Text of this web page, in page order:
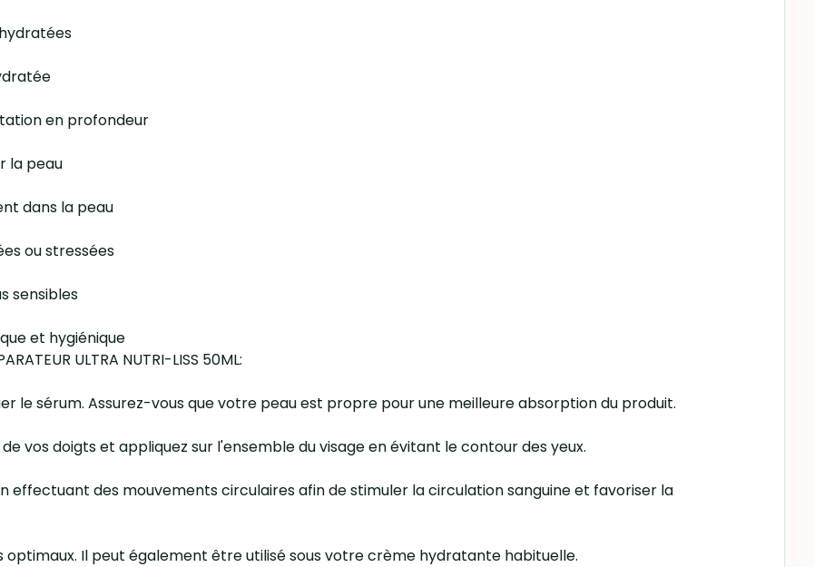
en profondeur
la peau
dans la peau
ou stressées
sensibles
et hygiénique
ULTRA NUTRI-LISS 50ML:
le sérum. Assurez-vous que votre peau est propre pour une meilleure absorption du produit.
vos doigts et appliquez sur l'ensemble du visage en évitant le contour des yeux.
effectuant des mouvements circulaires afin de stimuler la circulation sanguine et favoriser la
optimaux. Il peut également être utilisé sous votre crème hydratante habituelle.